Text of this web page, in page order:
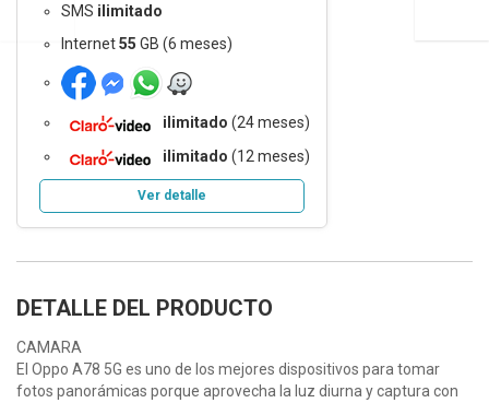
SMS ilimitado
Internet55 GB (6 meses)
ilimitado (24 meses)
ilimitado (12 meses)
Ver detalle
DETALLE DEL PRODUCTO
CAMARA
El Oppo A78 5G es uno de los mejores dispositivos para tomar
fotos panorámicas porque aprovecha la luz diurna y captura con